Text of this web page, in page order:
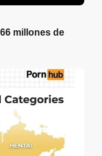
millones de